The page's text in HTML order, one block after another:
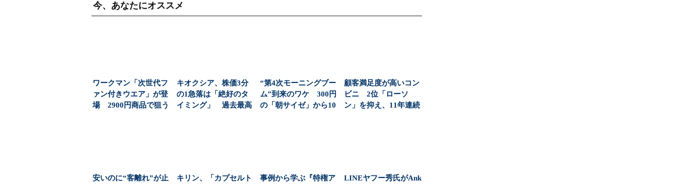
今、あなたにオススメ
ワークマン「次世代フ
ァン付きウエア」が登
場 2900円商品で狙う
キオクシア、株価3分
の1急落は「絶好のタ
イミング」 過去最高
“第4次モーニングブー
ム”到来のワケ 300円
の「朝サイゼ」から10
顧客満足度が高いコン
ビニ 2位「ローソ
ン」を抑え、11年連続
安いのに“客離れ”が止
キリン、「カプセルト
事例から学ぶ『特権ア
LINEヤフー秀氏がAnk